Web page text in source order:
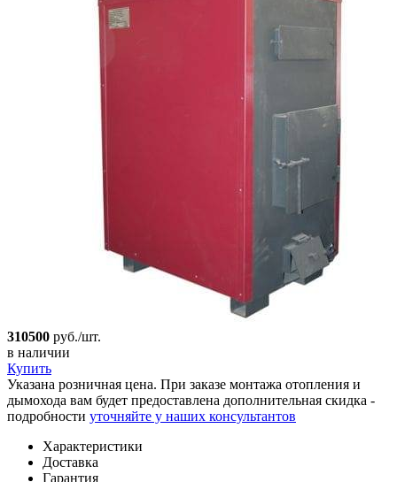
310500 руб./шт.
в наличии
Купить
Указана розничная цена. При заказе монтажа отопления и
дымохода вам будет предоставлена дополнительная скидка -
подробности уточняйте у наших консультантов
Характеристики
Доставка
Гарантия